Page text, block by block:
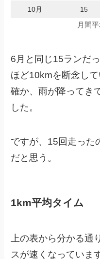
10月 15
月間
6月と同じ15ランだ
ほど10kmを断念して
確か、雨が降ってき
した。
ですが、15回走った
だと思う。
1km平均タイム
上の表から分かる通
スが速くなっていま